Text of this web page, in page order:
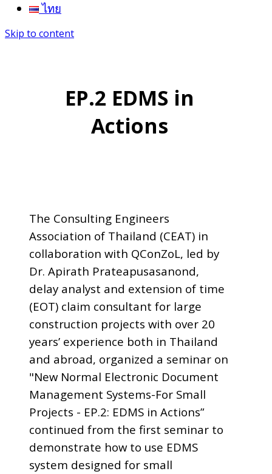
ไทย
Skip to content
EP.2 EDMS in
Actions
The Consulting Engineers
Association of Thailand (CEAT) in
collaboration with QConZoL, led by
Dr. Apirath Prateapusasanond,
delay analyst and extension of time
(EOT) claim consultant for large
construction projects with over 20
years’ experience both in Thailand
and abroad, organized a seminar on
"New Normal Electronic Document
Management Systems-For Small
Projects - EP.2: EDMS in Actions”
continued from the first seminar to
demonstrate how to use EDMS
system designed for small